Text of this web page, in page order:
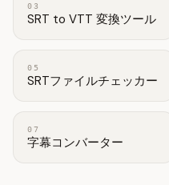
03
SRT to VTT 変換ツール
05
SRTファイルチェッカー
07
字幕コンバーター